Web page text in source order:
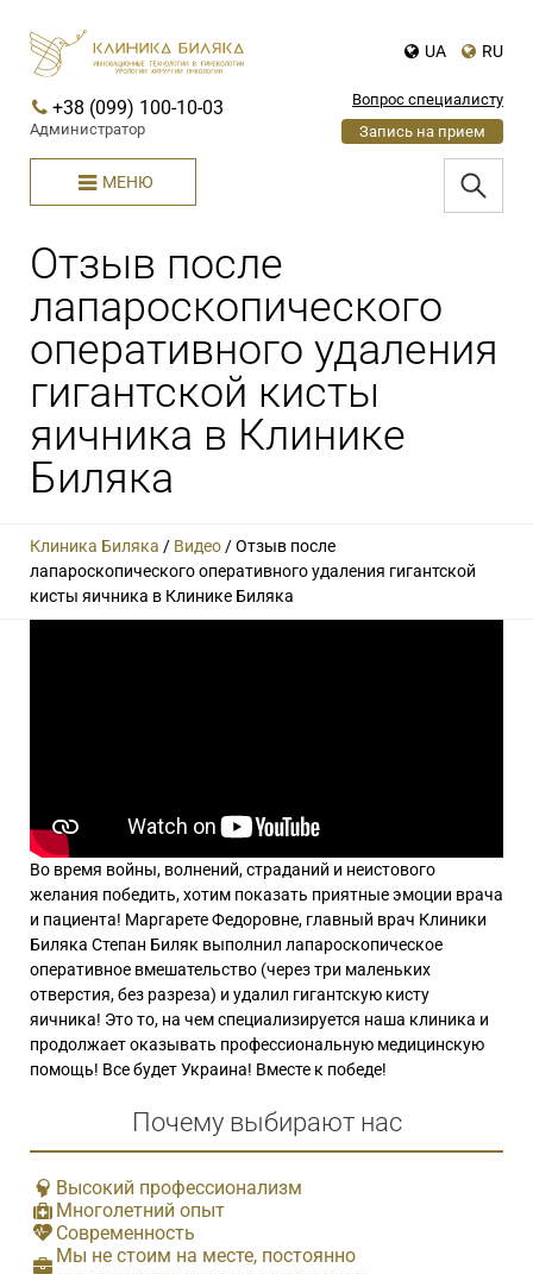
UA RU
+38 (099) 100-10-03
Администратор
Вопрос специалисту
Запись на прием
МЕНЮ
Отзыв после
лапароскопического
оперативного удаления
гигантской кисты
яичника в Клинике
Биляка
Клиника Биляка / Видео/Отзыв после
лапароскопического оперативного удаления гигантской
кисты яичника в Клинике Биляка
Во время войны, волнений, страданий и неистового
желания победить, хотим показать приятные эмоции врача
и пациента! Маргарете Федоровне, главный врач Клиники
Биляка Степан Биляк выполнил лапароскопическое
оперативное вмешательство (через три маленьких
отверстия, без разреза) и удалил гигантскую кисту
яичника! Это то, на чем специализируется наша клиника и
продолжает оказывать профессиональную медицинскую
помощь! Все будет Украина! Вместе к победе!
Почему выбирают нас
Высокий профессионализм
Многолетний опыт
Современность
Мы не стоим на месте, постоянно